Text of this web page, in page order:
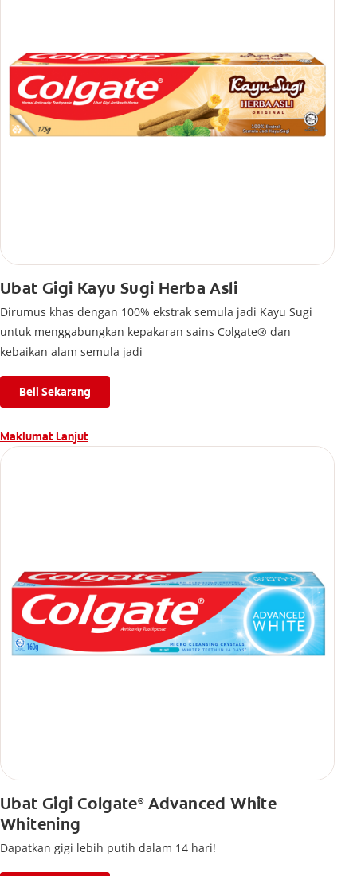
Ubat Gigi Kayu Sugi Herba Asli
Dirumus khas dengan 100% ekstrak semula jadi Kayu Sugi
untuk menggabungkan kepakaran sains Colgate® dan
kebaikan alam semula jadi
Beli Sekarang
Maklumat Lanjut
Ubat Gigi Colgate®Advanced White
Whitening
Dapatkan gigi lebih putih dalam 14 hari!